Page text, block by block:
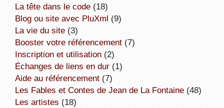
la tête dans le code(18)
Blog ou site avec PluXml (9)
la vie du site(3)
booster votre référencement(7)
inscription et utilisation(2)
échanges de liens en dur(1)
aide au référencement(7)
Les Fables et Contes de Jean de La Fontaine(48)
Les artistes (18)